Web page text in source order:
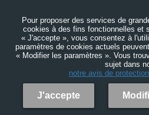
Pour proposer des services de
cookies à des fins fonctionnelles et
« J'accepte », vous consentez à
paramètres de cookies actuels
« Modifier les paramètres ». Vous
sujet dans
notre avis de
J'accepte